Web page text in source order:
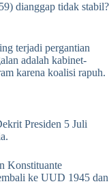
dianggap tidak stabil?
terjadi pergantian
adalah kabinet-
karena koalisi rapuh.
Presiden 5 Juli
Konstituante
ke UUD 1945 dan